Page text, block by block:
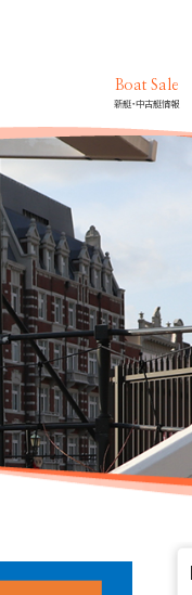
Boat Sale
新艇・中古艇情報